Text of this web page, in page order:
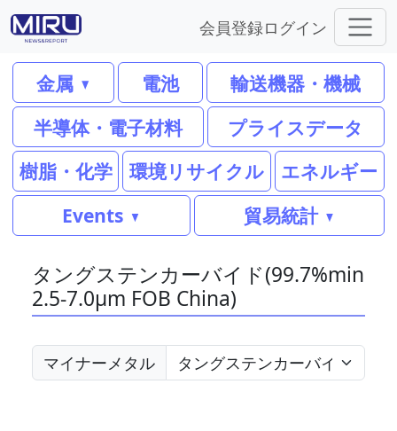
会員登録ログイン
金属 電池
輸送機器・機械
半導体・電子材料
プライスデータ
樹脂・化学
環境リサイクル
エネルギー
Events
貿易統計
タングステンカーバイド(99.7%min
2.5-7.0μm FOB China)
マイナーメタル